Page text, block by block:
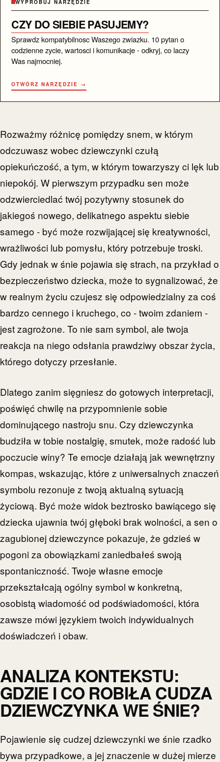
WYPRÓBUJ NARZĘDZIE
CZY DO SIEBIE PASUJEMY?
Sprawdz kompatybilnosc Waszego zwiazku. 10 pytan o
codzienne zycie, wartosci i komunikacje - odkryj, co laczy
Was najmocniej.
OTWÓRZ NARZĘDZIE →
Rozważmy różnicę pomiędzy snem, w którym
odczuwasz wobec dziewczynki czułą
opiekuńczość, a tym, w którym towarzyszy ci lęk lub
niepokój. W pierwszym przypadku sen może
odzwierciedlać twój pozytywny stosunek do
jakiegoś nowego, delikatnego aspektu siebie
samego - być może rozwijającej się kreatywności,
wrażliwości lub pomysłu, który potrzebuje troski.
Gdy jednak w śnie pojawia się strach, na przykład o
bezpieczeństwo dziecka, może to sygnalizować, że
w realnym życiu czujesz się odpowiedzialny za coś
bardzo cennego i kruchego, co - twoim zdaniem -
jest zagrożone. To nie sam symbol, ale twoja
reakcja na niego odsłania prawdziwy obszar życia,
którego dotyczy przesłanie.
Dlatego zanim sięgniesz do gotowych interpretacji,
poświęć chwilę na przypomnienie sobie
dominującego nastroju snu. Czy dziewczynka
budziła w tobie nostalgię, smutek, może radość lub
poczucie winy? Te emocje działają jak wewnętrzny
kompas, wskazując, które z uniwersalnych znaczeń
symbolu rezonuje z twoją aktualną sytuacją
życiową. Być może widok beztrosko bawiącego się
dziecka ujawnia twój głęboki brak wolności, a sen o
zagubionej dziewczynce pokazuje, że gdzieś w
pogoni za obowiązkami zaniedbałeś swoją
spontaniczność. Twoje własne emocje
przekształcają ogólny symbol w konkretną,
osobistą wiadomość od podświadomości, która
zawsze mówi językiem twoich indywidualnych
doświadczeń i obaw.
ANALIZA KONTEKSTU:
GDZIE I CO ROBIŁA CUDZA
DZIEWCZYNKA WE ŚNIE?
Pojawienie się cudzej dziewczynki we śnie rzadko
bywa przypadkowe, a jej znaczenie w dużej mierze